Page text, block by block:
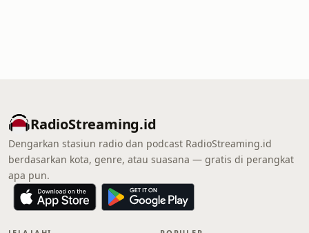
RadioStreaming.id
Dengarkan stasiun radio dan podcast RadioStreaming.id
berdasarkan kota, genre, atau suasana — gratis di perangkat
apa pun.